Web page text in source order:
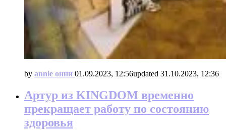
by annie онни 01.09.2023, 12:56updated 31.10.2023, 12:36
Артур из KINGDOM временно
прекращает работу по состоянию
здоровья